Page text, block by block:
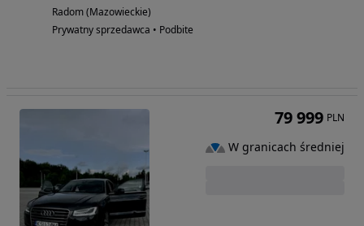
Radom (Mazowieckie)
Prywatny sprzedawca • Podbite
79 999 PLN
W granicach średniej